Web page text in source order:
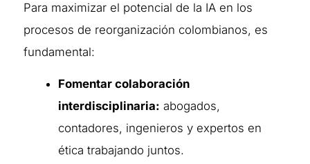
Para maximizar el potencial de la IA en los
procesos de reorganización colombianos, es
fundamental:
Fomentar colaboración
interdisciplinaria: abogados,
contadores, ingenieros y expertos en
ética trabajando juntos.